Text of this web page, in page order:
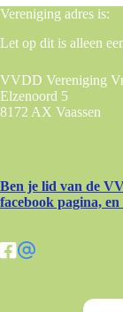
Vereniging adres is:
Let op dit is alleen
VVDD Vereniging
Elzenoord 5
8172 AX Vaassen
Ben je lid van de
facebook pagina,